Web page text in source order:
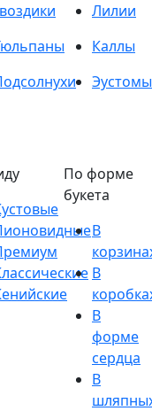
Лилии
Каллы
Эустомы
По форме
букета
В
В
В
форме
сердца
В